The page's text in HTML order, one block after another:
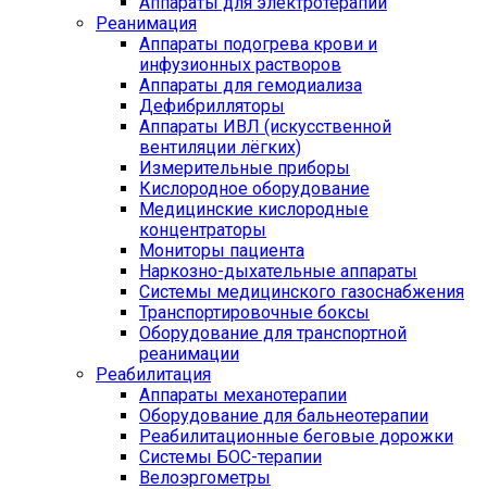
Реанимация
Аппараты подогрева крови и
инфузионных растворов
Аппараты для гемодиализа
Дефибрилляторы
Аппараты ИВЛ (искусственной
вентиляции лёгких)
Измерительные приборы
Кислородное оборудование
Медицинские кислородные
концентраторы
Мониторы пациента
Наркозно-дыхательные аппараты
Системы медицинского газоснабжения
Транспортировочные боксы
Оборудование для транспортной
реанимации
Реабилитация
Аппараты механотерапии
Оборудование для бальнеотерапии
Реабилитационные беговые дорожки
Системы БОС-терапии
Велоэргометры